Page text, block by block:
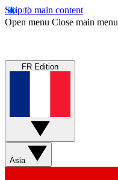
Skip to main content
Open menu Close main menu
FR Edition
Asia